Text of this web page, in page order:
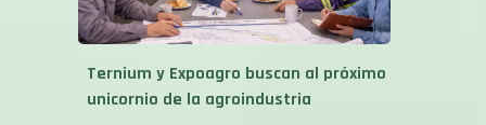
Ternium y Expoagro buscan al próximo
unicornio de la agroindustria